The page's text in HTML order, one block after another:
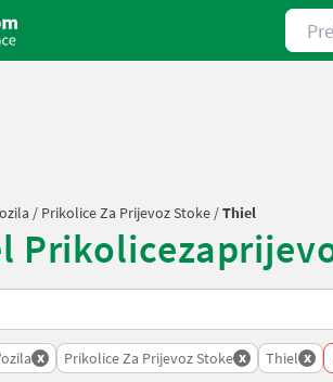
/ Prikolice Za Prijevoz Stoke /Thiel
x Prikolice Za Prijevoz Stoke x Thiel x